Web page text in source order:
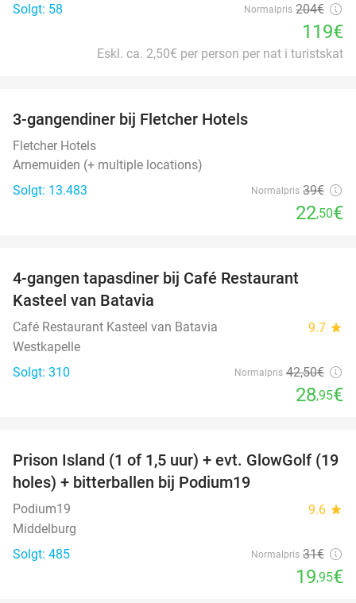
Solgt: 58
Normalpris 204€
119€
Eskl. ca. 2,50€ per person per nat i turistskat
3-gangendiner bij Fletcher Hotels
Fletcher Hotels
Arnemuiden (+ multiple locations)
Solgt: 13.483
Normalpris 39€
22,50€
4-gangen tapasdiner bij Café Restaurant
Kasteel van Batavia
Café Restaurant Kasteel van Batavia 9.7 star
Westkapelle
Solgt: 310
Normalpris 42,50€
28,95€
36%
Prison Island (1 of 1,5 uur) + evt. GlowGolf (19
holes) + bitterballen bij Podium19
Podium19 9.6 star
Middelburg
Solgt: 485
Normalpris 31€
19,95€